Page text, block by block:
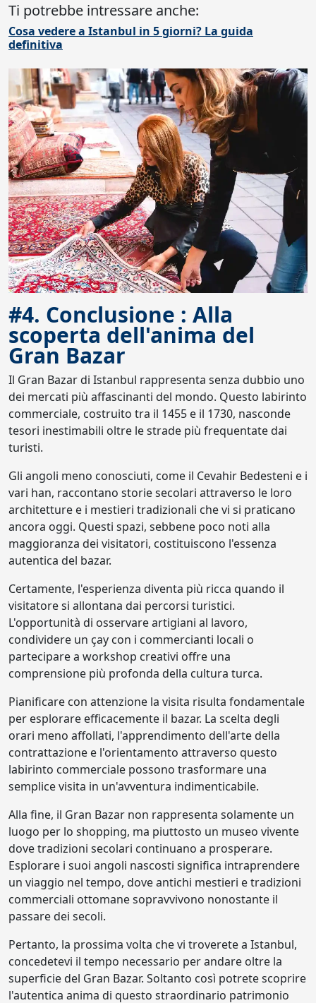
Ti potrebbe intressare anche:
Cosa vedere a Istanbul in 5 giorni? La guida
definitiva
#4. Conclusione : Alla
scoperta dell'anima del
Gran Bazar
Il Gran Bazar di Istanbul rappresenta senza dubbio uno
dei mercati più affascinanti del mondo. Questo labirinto
commerciale, costruito tra il 1455 e il 1730, nasconde
tesori inestimabili oltre le strade più frequentate dai
turisti.
Gli angoli meno conosciuti, come il Cevahir Bedesteni e i
vari han, raccontano storie secolari attraverso le loro
architetture e i mestieri tradizionali che vi si praticano
ancora oggi. Questi spazi, sebbene poco noti alla
maggioranza dei visitatori, costituiscono l'essenza
autentica del bazar.
Certamente, l'esperienza diventa più ricca quando il
visitatore si allontana dai percorsi turistici.
L'opportunità di osservare artigiani al lavoro,
condividere un çay con i commercianti locali o
partecipare a workshop creativi offre una
comprensione più profonda della cultura turca.
Pianificare con attenzione la visita risulta fondamentale
per esplorare efficacemente il bazar. La scelta degli
orari meno affollati, l'apprendimento dell'arte della
contrattazione e l'orientamento attraverso questo
labirinto commerciale possono trasformare una
semplice visita in un'avventura indimenticabile.
Alla fine, il Gran Bazar non rappresenta solamente un
luogo per lo shopping, ma piuttosto un museo vivente
dove tradizioni secolari continuano a prosperare.
Esplorare i suoi angoli nascosti significa intraprendere
un viaggio nel tempo, dove antichi mestieri e tradizioni
commerciali ottomane sopravvivono nonostante il
passare dei secoli.
Pertanto, la prossima volta che vi troverete a Istanbul,
concedetevi il tempo necessario per andare oltre la
superficie del Gran Bazar. Soltanto così potrete scoprire
l'autentica anima di questo straordinario patrimonio